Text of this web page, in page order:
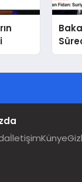
İletişimKünye